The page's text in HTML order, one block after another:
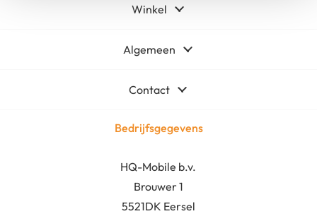
Winkel
Algemeen
Contact
Bedrijfsgegevens
HQ-Mobile b.v.
Brouwer 1
5521DK Eersel